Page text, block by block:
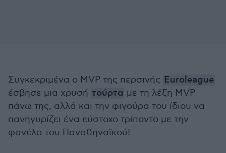
Συγκεκριμένα ο MVP της περσινής Euroleague
έσβησε μια χρυσή τούρτα με τη λέξη MVP
πάνω της, αλλά και την φιγούρα του ίδιου να
πανηγυρίζει ένα εύστοχο τρίποντο με την
φανέλα του Παναθηναϊκού!